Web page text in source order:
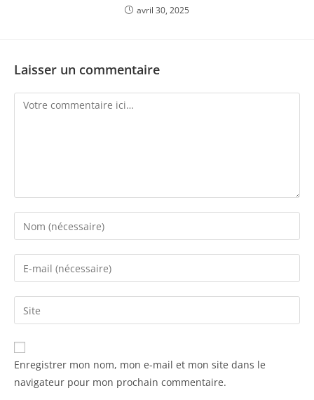
avril 30, 2025
Laisser un commentaire
Enregistrer mon nom, mon e-mail et mon site dans le
navigateur pour mon prochain commentaire.